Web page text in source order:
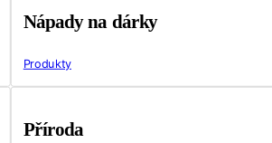
Nápady na dárky
Produkty
Příroda